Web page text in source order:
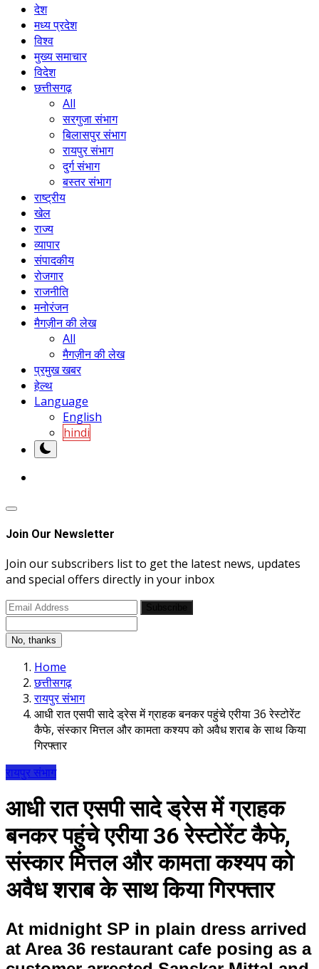
देश
मध्य प्रदेश
विश्व
मुख्य समाचार
विदेश
छत्तीसगढ़
All
सरगुजा संभाग
बिलासपुर संभाग
रायपुर संभाग
दुर्ग संभाग
बस्तर संभाग
राष्ट्रीय
खेल
राज्य
व्यापार
संपादकीय
रोजगार
राजनीति
मनोरंजन
मैगज़ीन की लेख
All
मैगज़ीन की लेख
प्रमुख खबर
हेल्थ
Language
English
hindi
Join Our Newsletter
Join our subscribers list to get the latest news, updates
and special offers directly in your inbox
No, thanks
Home
छत्तीसगढ़
रायपुर संभाग
आधी रात एसपी सादे ड्रेस में ग्राहक बनकर पहुंचे एरीया 36 रेस्टोरेंट
कैफे, संस्कार मित्तल और कामता कश्यप को अवैध शराब के साथ किया
गिरफ्तार
रायपुर संभाग
आधी रात एसपी सादे ड्रेस में ग्राहक
बनकर पहुंचे एरीया 36 रेस्टोरेंट कैफे,
संस्कार मित्तल और कामता कश्यप को
अवैध शराब के साथ किया गिरफ्तार
At midnight SP in plain dress arrived
at Area 36 restaurant cafe posing as a